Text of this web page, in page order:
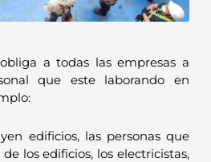
a todas las empresas a
que este laborando en
edificios, las personas que
los edificios, los electricistas,